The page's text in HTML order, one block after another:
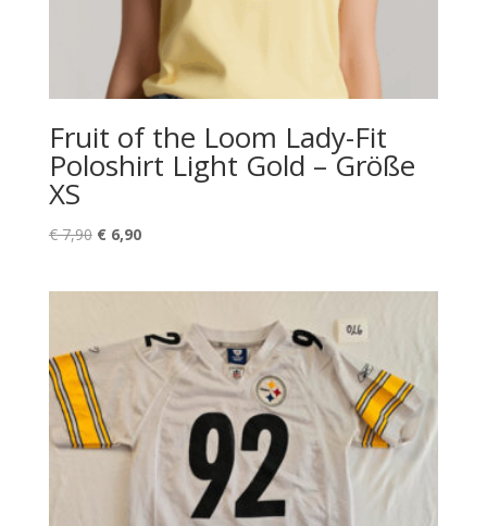
Fruit of the Loom Lady-Fit
Poloshirt Light Gold – Größe
XS
€7,90 Ursprünglicher
€6,90Aktueller